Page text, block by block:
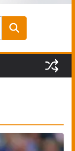
NBA, le
2002 :
de
élu